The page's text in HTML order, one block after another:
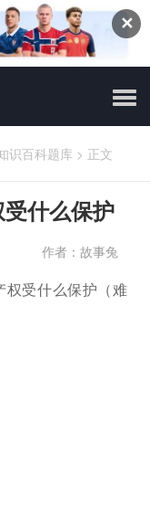
✕
识百科题库 > 正文
什么保护
作者：故事兔
权受什么保护（难